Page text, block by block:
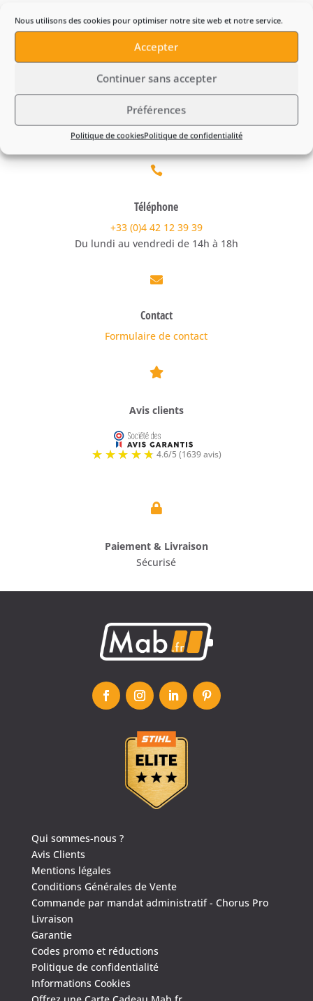
Nous utilisons des cookies pour optimiser notre site web et notre service.
Accepter
Continuer sans accepter
Préférences
Politique de cookiesPolitique de confidentialité

Téléphone
+33 (0)4 42 12 39 39
Du lundi au vendredi de 14h à 18h

Contact
Formulaire de contact

Avis clients

Paiement & Livraison
Sécurisé
Qui sommes-nous ?
Avis Clients
Mentions légales
Conditions Générales de Vente
Commande par mandat administratif - Chorus Pro
Livraison
Garantie
Codes promo et réductions
Politique de confidentialité
Informations Cookies